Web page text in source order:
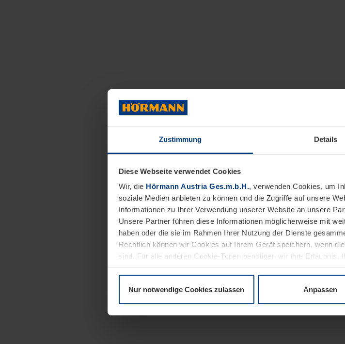
Zustimmung Details
Diese Webseite verwendet Cookies
Wir, die Hörmann Austria Ges.m.b.H., verwenden Cookies, um
soziale Medien anbieten zu können und die Zugriffe auf unsere
Informationen zu Ihrer Verwendung unserer Website an unsere
Unsere Partner führen diese Informationen möglicherweise mit
haben oder die sie im Rahmen Ihrer Nutzung der Dienste
Rechtlich können wir Cookies auf Ihrem Gerät speichern, wenn
sind. Für alle anderen Cookie-Typen benötigen wir Ihre
Erläuterung auf der SeiteDatenschutzerklärungunserer Website
Nur notwendige Cookies zulassen Anpassen